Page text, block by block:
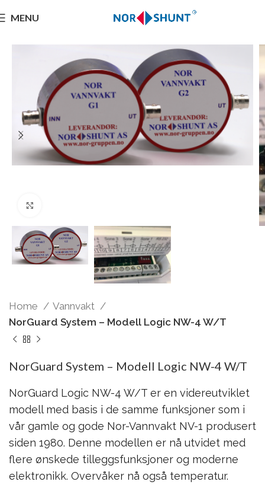
MENU
Home
Vannvakt
NorGuard System – Modell Logic NW-4 W/T
NorGuard System – Modell Logic NW-4 W/T
NorGuard Logic NW-4 W/T er en videreutviklet
modell med basis i de samme funksjoner som i
vår gamle og gode Nor-Vannvakt NV-1 produsert
siden 1980. Denne modellen er nå utvidet med
flere ønskede tilleggsfunksjoner og moderne
elektronikk. Overvåker nå også temperatur.